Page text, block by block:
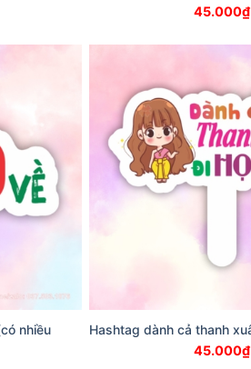
45.000₫
nhiều
Hashtag dành cả thanh
45.000₫